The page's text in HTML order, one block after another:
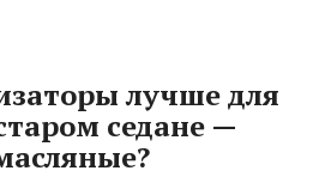
лучше для
седане —